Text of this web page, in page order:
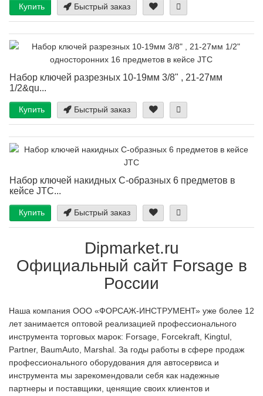
Купить Быстрый заказ
Набор ключей разрезных 10-19мм 3/8" , 21-27мм
1/2&qu...
Купить Быстрый заказ
Набор ключей накидных С-образных 6 предметов в
кейсе JTC...
Купить Быстрый заказ
Dipmarket.ru
Официальный сайт Forsage в
России
Наша компания ООО «ФОРСАЖ-ИНСТРУМЕНТ» уже более 12
лет занимается оптовой реализацией профессионального
инструмента торговых марок: Forsage, Forcekraft, Kingtul,
Partner, BaumAuto, Marshal. За годы работы в сфере продаж
профессионального оборудования для автосервиса и
инструмента мы зарекомендовали себя как надежные
партнеры и поставщики, ценящие своих клиентов и